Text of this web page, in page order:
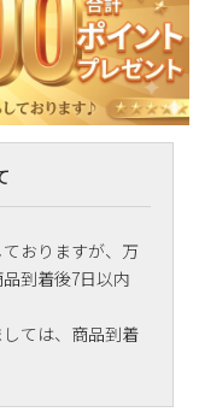
おりますが、万
到着後7日以内
ては、商品到着